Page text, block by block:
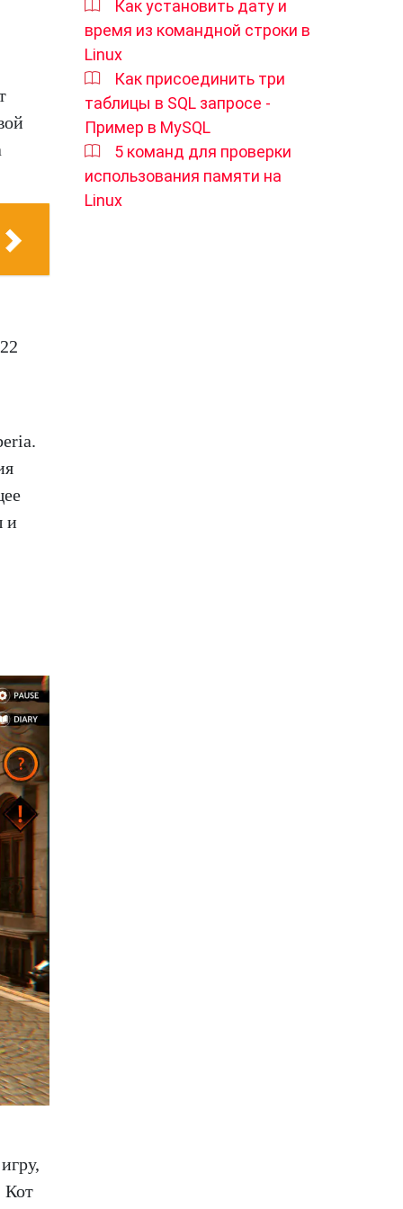
и
Кот
Как установить дату и
время из командной строки в
Linux
Как присоединить три
таблицы в SQL запросе -
Пример в MySQL
5 команд для проверки
использования памяти на
Linux